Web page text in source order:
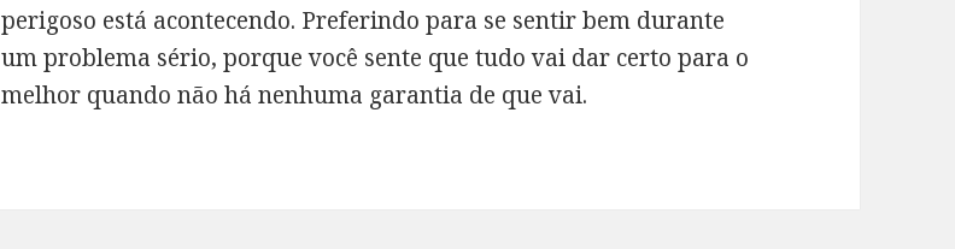
perigoso está acontecendo. Preferindo para se sentir bem durante
um problema sério, porque você sente que tudo vai dar certo para o
melhor quando não há nenhuma garantia de que vai.